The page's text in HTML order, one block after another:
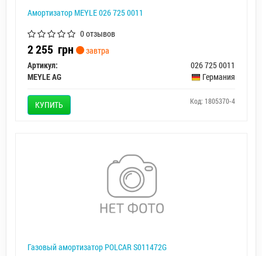
Амортизатор MEYLE 026 725 0011
0 отзывов
2 255 грн
завтра
Артикул:
026 725 0011
MEYLE AG
Германия
КУПИТЬ Код: 1805370-4
Газовый амортизатор POLCAR S011472G